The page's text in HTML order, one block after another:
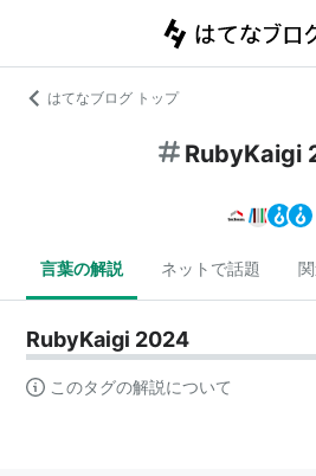
はてなブログ トップ
RubyKaigi
言葉の解説 ネットで話題
RubyKaigi 2024
このタグの解説について